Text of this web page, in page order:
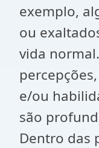
exemplo,
ou
vida
e/ou
são
Dentro das